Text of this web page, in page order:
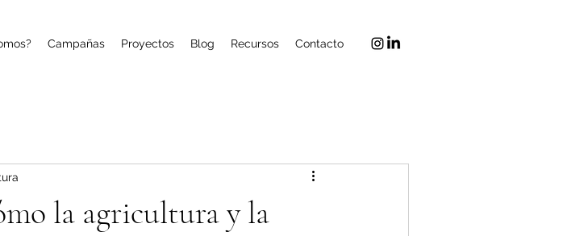
Campañas Proyectos Blog Recursos Contacto
la agricultura y la